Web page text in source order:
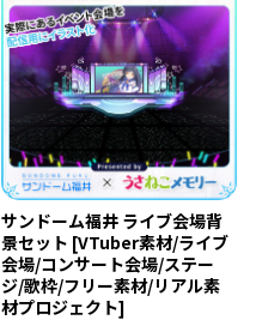
サンドーム福井 ライブ会場背
景セット [VTuber素材/ライブ
会場/コンサート会場/ステー
ジ/歌枠/フリー素材/リアル素
材プロジェクト]